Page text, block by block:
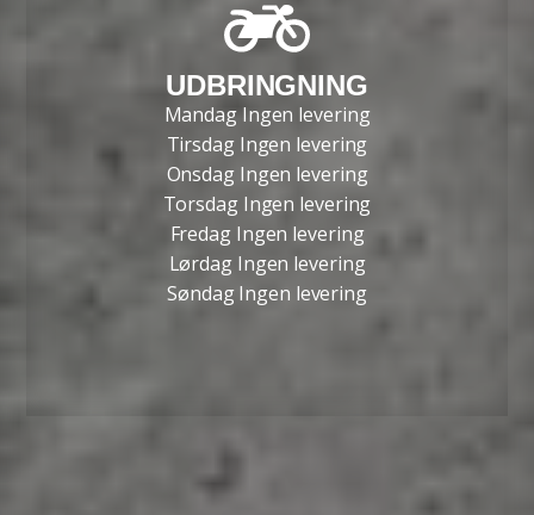
UDBRINGNING
Mandag Ingen levering
Tirsdag Ingen levering
Onsdag Ingen levering
Torsdag Ingen levering
Fredag Ingen levering
Lørdag Ingen levering
Søndag Ingen levering